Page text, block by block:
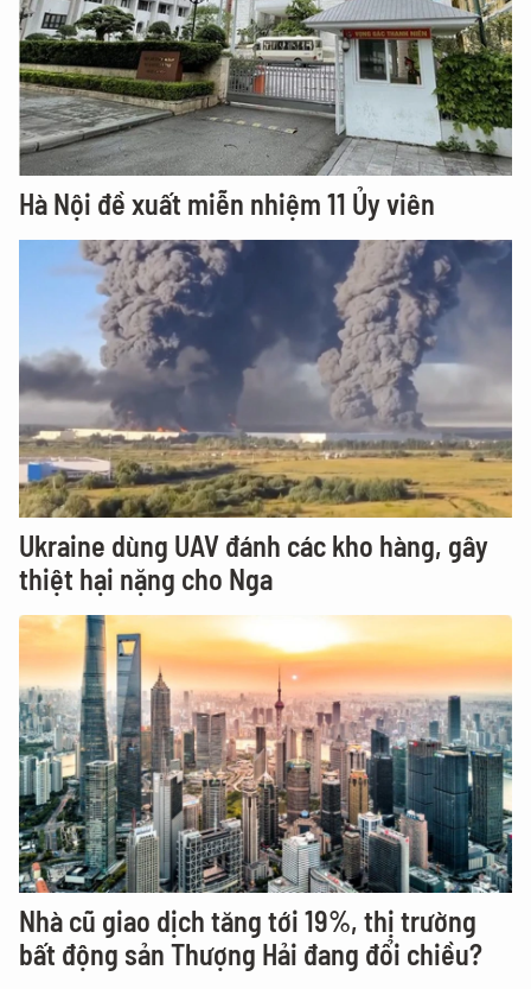
Hà Nội đề xuất miễn nhiệm 11 Ủy viên
Ukraine dùng UAV đánh các kho hàng, gây
thiệt hại nặng cho Nga
Nhà cũ giao dịch tăng tới 19%, thị trường
bất động sản Thượng Hải đang đổi chiều?